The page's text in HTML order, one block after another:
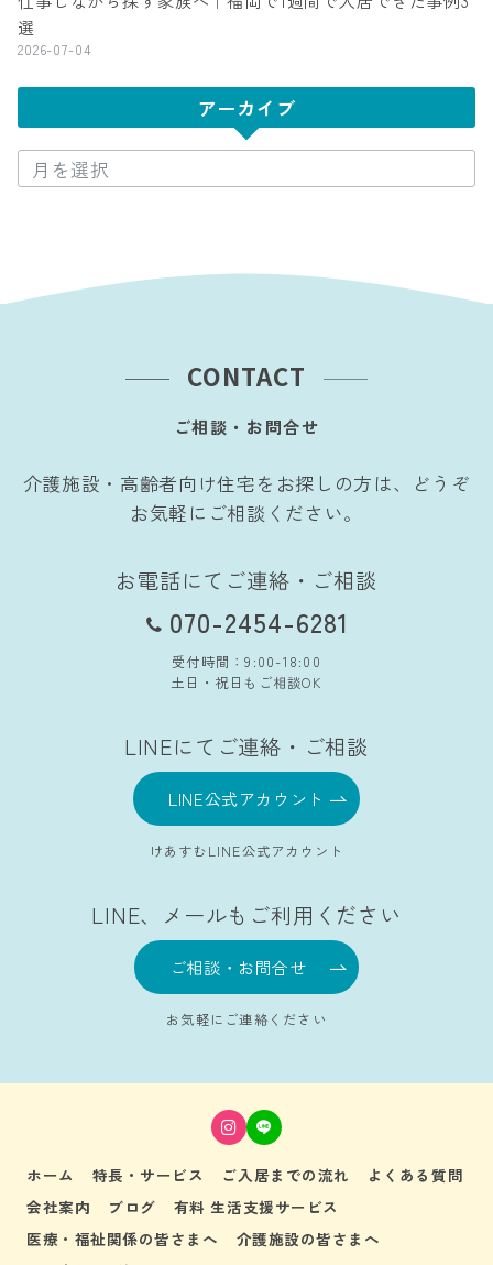
選
2026-07-04
アーカイブ
ー
CONTACT
ご相談・お問合せ
介護施設・高齢者向け住宅をお探しの方は、どうぞ
お気軽にご相談ください。
お電話にてご連絡・ご相談
070-2454-6281
受付時間：9:00-18:00
土日・祝日もご相談OK
LINEにてご連絡・ご相談
LINE公式アカウント
けあすむLINE公式アカウント
LINE、メールもご利用ください
ご相談・お問合せ
お気軽にご連絡ください
ホーム 特長・サービス ご入居までの流れ
よくある質問
会社案内
ブログ
有料 生活支援サービス
医療・福祉関係の皆さまへ
介護施設の皆さまへ